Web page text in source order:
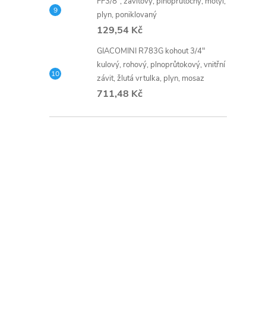
plyn, poniklovaný
129,54 Kč
GIACOMINI R783G kohout 3/4"
kulový, rohový, plnoprůtokový, vnitřní
závit, žlutá vrtulka, plyn, mosaz
711,48 Kč